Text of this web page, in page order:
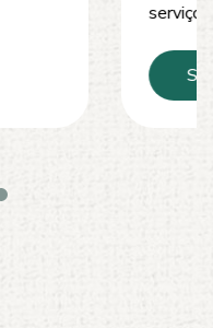
estrutura.